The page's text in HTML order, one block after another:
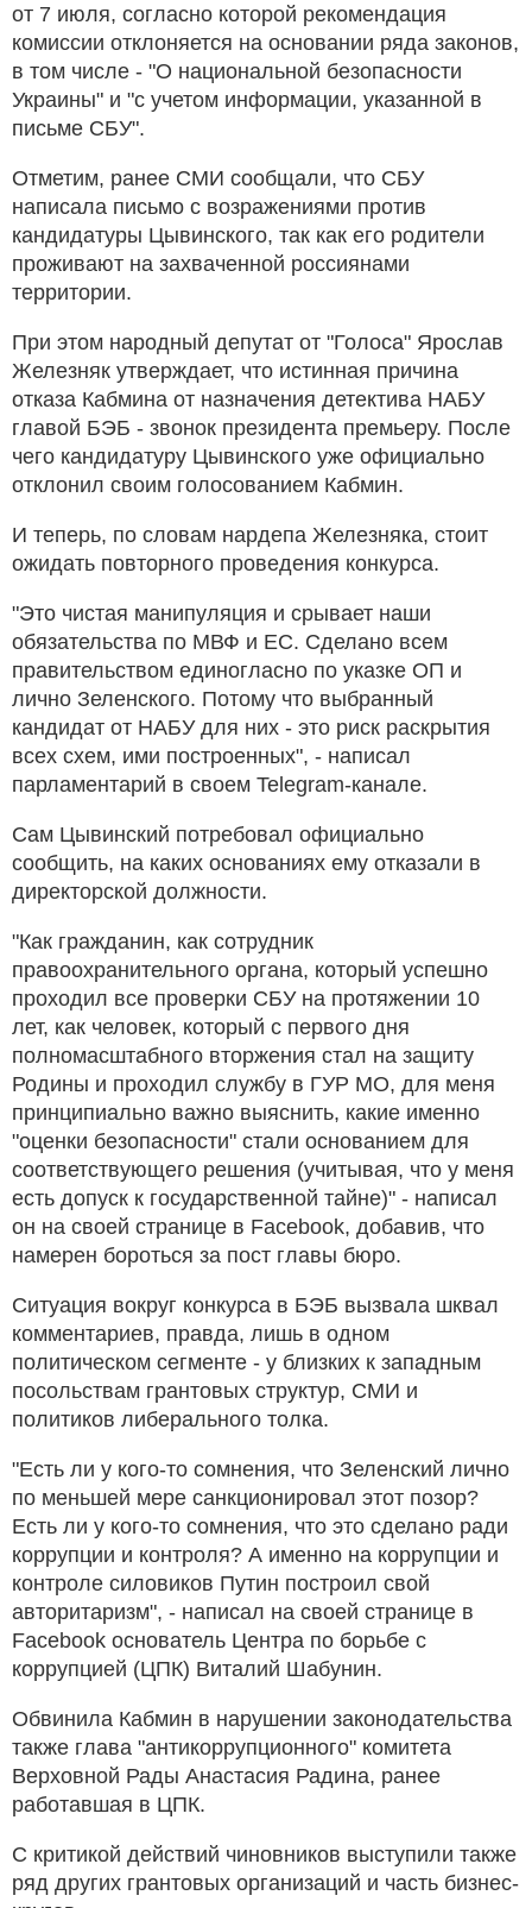
от 7 июля, согласно которой рекомендация
комиссии отклоняется на основании ряда законов,
в том числе - "О национальной безопасности
Украины" и "с учетом информации, указанной в
письме СБУ".
Отметим, ранее СМИ сообщали, что СБУ
написала письмо с возражениями против
кандидатуры Цывинского, так как его родители
проживают на захваченной россиянами
территории.
При этом народный депутат от "Голоса" Ярослав
Железняк утверждает, что истинная причина
отказа Кабмина от назначения детектива НАБУ
главой БЭБ - звонок президента премьеру. После
чего кандидатуру Цывинского уже официально
отклонил своим голосованием Кабмин.
И теперь, по словам нардепа Железняка, стоит
ожидать повторного проведения конкурса.
"Это чистая манипуляция и срывает наши
обязательства по МВФ и ЕС. Сделано всем
правительством единогласно по указке ОП и
лично Зеленского. Потому что выбранный
кандидат от НАБУ для них - это риск раскрытия
всех схем, ими построенных", - написал
парламентарий в своем Telegram-канале.
Сам Цывинский потребовал официально
сообщить, на каких основаниях ему отказали в
директорской должности.
"Как гражданин, как сотрудник
правоохранительного органа, который успешно
проходил все проверки СБУ на протяжении 10
лет, как человек, который с первого дня
полномасштабного вторжения стал на защиту
Родины и проходил службу в ГУР МО, для меня
принципиально важно выяснить, какие именно
"оценки безопасности" стали основанием для
соответствующего решения (учитывая, что у меня
есть допуск к государственной тайне)" - написал
он на своей странице в Facebook, добавив, что
намерен бороться за пост главы бюро.
Ситуация вокруг конкурса в БЭБ вызвала шквал
комментариев, правда, лишь в одном
политическом сегменте - у близких к западным
посольствам грантовых структур, СМИ и
политиков либерального толка.
"Есть ли у кого-то сомнения, что Зеленский лично
по меньшей мере санкционировал этот позор?
Есть ли у кого-то сомнения, что это сделано ради
коррупции и контроля? А именно на коррупции и
контроле силовиков Путин построил свой
авторитаризм", - написал на своей странице в
Facebook основатель Центра по борьбе с
коррупцией (ЦПК) Виталий Шабунин.
Обвинила Кабмин в нарушении законодательства
также глава "антикоррупционного" комитета
Верховной Рады Анастасия Радина, ранее
работавшая в ЦПК.
С критикой действий чиновников выступили также
ряд других грантовых организаций и часть бизнес-